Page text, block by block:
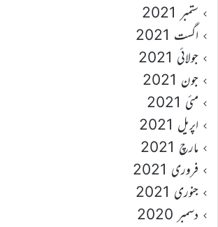
ستمبر 2021
اگست 2021
جولائی 2021
جون 2021
مئی 2021
اپریل 2021
مارچ 2021
فروری 2021
جنوری 2021
دسمبر 2020